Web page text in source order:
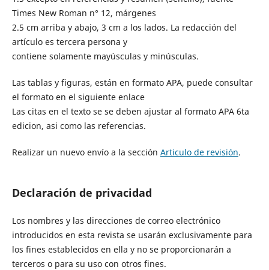
Times New Roman n° 12, márgenes
2.5 cm arriba y abajo, 3 cm a los lados. La redacción del
artículo es tercera persona y
contiene solamente mayúsculas y minúsculas.
Las tablas y figuras, están en formato APA, puede consultar
el formato en el siguiente enlace
Las citas en el texto se se deben ajustar al formato APA 6ta
edicion, asi como las referencias.
Realizar un nuevo envío a la sección Articulo de revisión.
Declaración de privacidad
Los nombres y las direcciones de correo electrónico
introducidos en esta revista se usarán exclusivamente para
los fines establecidos en ella y no se proporcionarán a
terceros o para su uso con otros fines.